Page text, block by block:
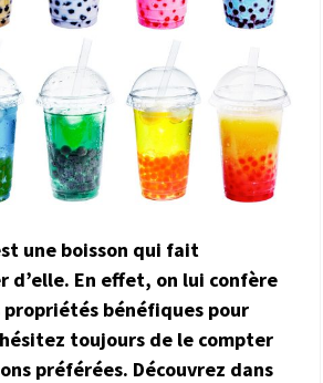
une boisson qui fait
d’elle. En effet, on lui confère
propriétés bénéfiques pour
hésitez toujours de le compter
préférées. Découvrez dans